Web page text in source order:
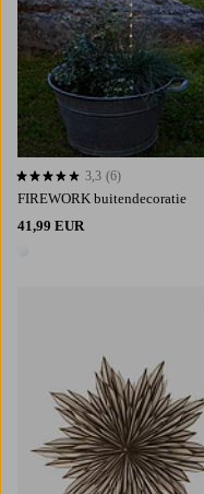
FIREWORK buitendecoratie
41,99 EUR
3,3 op basis van 6 beoordelingen
3,3 (6)